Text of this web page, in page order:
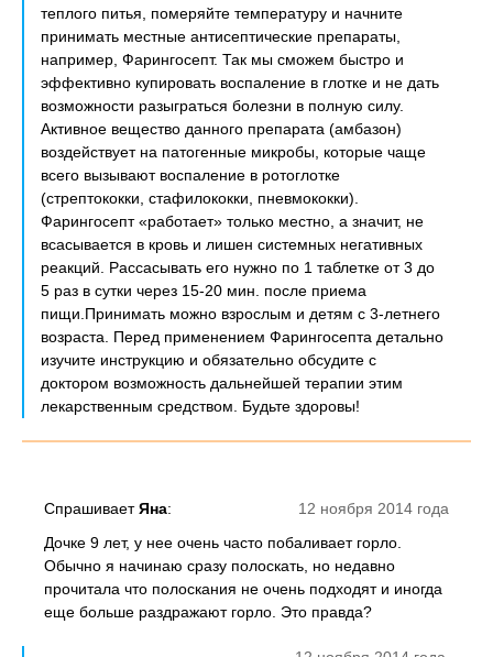
теплого питья, померяйте температуру и начните
принимать местные антисептические препараты,
например, Фарингосепт. Так мы сможем быстро и
эффективно купировать воспаление в глотке и не дать
возможности разыграться болезни в полную силу.
Активное вещество данного препарата (амбазон)
воздействует на патогенные микробы, которые чаще
всего вызывают воспаление в ротоглотке
(стрептококки, стафилококки, пневмококки).
Фарингосепт «работает» только местно, а значит, не
всасывается в кровь и лишен системных негативных
реакций. Рассасывать его нужно по 1 таблетке от 3 до
5 раз в сутки через 15-20 мин. после приема
пищи.Принимать можно взрослым и детям с 3-летнего
возраста. Перед применением Фарингосепта детально
изучите инструкцию и обязательно обсудите с
доктором возможность дальнейшей терапии этим
лекарственным средством. Будьте здоровы!
12 ноября 2014 года
СпрашиваетЯна:
Дочке 9 лет, у нее очень часто побаливает горло.
Обычно я начинаю сразу полоскать, но недавно
прочитала что полоскания не очень подходят и иногда
еще больше раздражают горло. Это правда?